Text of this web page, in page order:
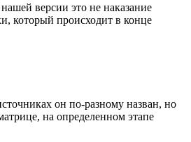
версии это не наказание
который происходит в конце
он по-разному назван, но
на определенном этапе